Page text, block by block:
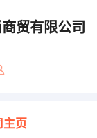
贸有限公司
主页